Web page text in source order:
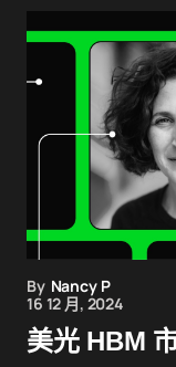
By Nancy P
16 12 月, 2024
美光 HBM